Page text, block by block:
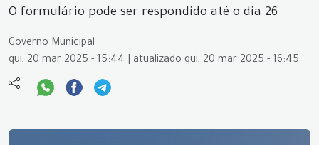
O formulário pode ser respondido até o dia 26
Governo Municipal
qui, 20 mar 2025 - 15:44 | atualizado qui, 20 mar 2025 - 16:45